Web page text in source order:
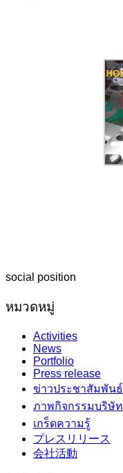
social position
หมวดหมู่
Activities
News
Portfolio
Press release
ข่าวประชาสัมพันธ์
ภาพกิจกรรมบริษัท
เกร็ดความรู้
プレスリリース
会社活動